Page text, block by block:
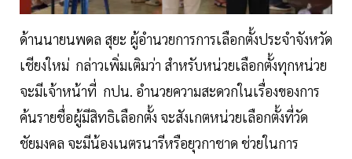
ด้านนายนพดล สุยะ ผู้อำนวยการการเลือกตั้งประจำจังหวัด
เชียงใหม่ กล่าวเพิ่มเติมว่า สำหรับหน่วยเลือกตั้งทุกหน่วย
จะมีเจ้าหน้าที่ กปน. อำนวยความสะดวกในเรื่องของการ
ค้นรายชื่อผู้มีสิทธิเลือกตั้ง จะสังเกตหน่วยเลือกตั้งที่วัด
ชัยมงคล จะมีน้องเนตรนารีหรือยุวกาชาด ช่วยในการ